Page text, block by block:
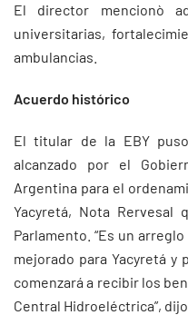
El director mencionò
universitarias,
ambulancias.
Acuerdo histórico
El titular de la EBY
alcanzado por el
Argentina para el
Yacyretá, Nota
Parlamento. “Es un
mejorado para Yacyretá y
comenzará a recibir los
Central Hidroeléctrica”, dijo.